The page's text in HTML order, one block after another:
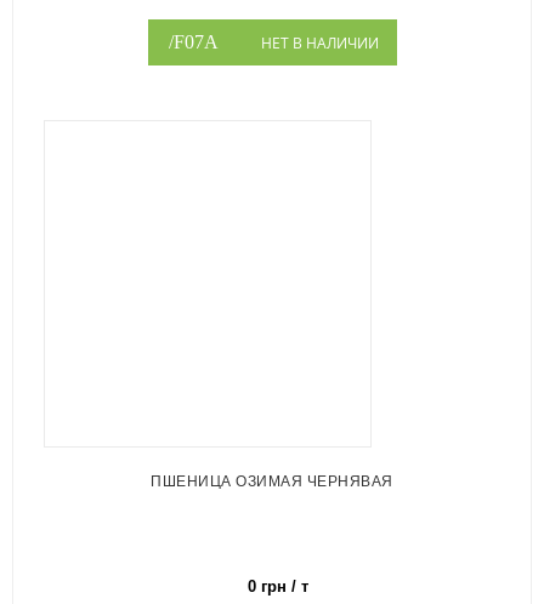
НЕТ В НАЛИЧИИ
ПШЕНИЦА ОЗИМАЯ ЧЕРНЯВАЯ
0 грн / т